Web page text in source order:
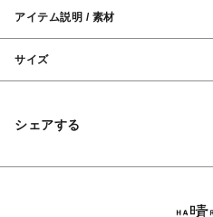
アイテム説明 / 素材
サイズ
シェアする